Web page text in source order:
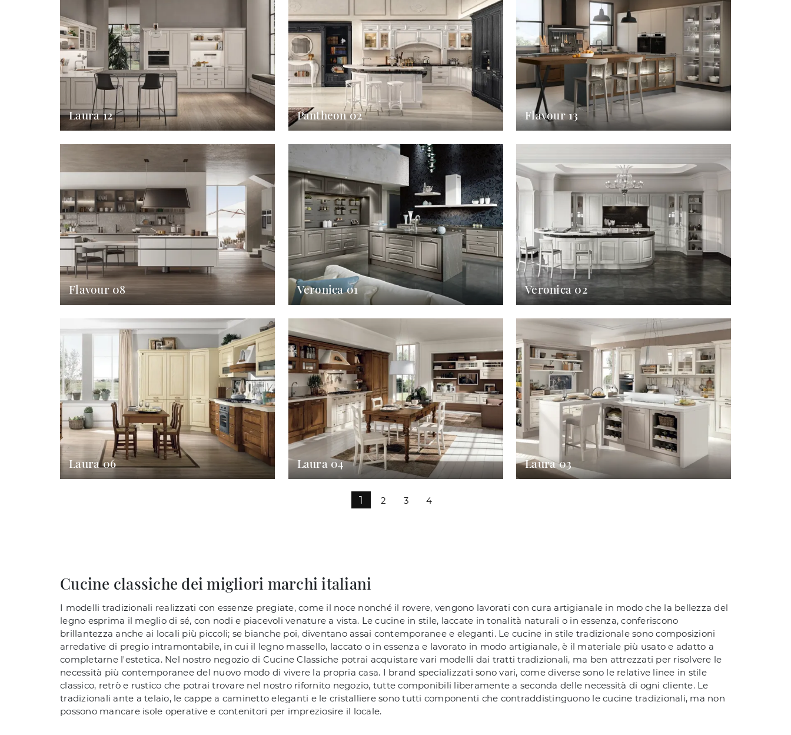
Laura 12 Pantheon 02 Flavour 13
Flavour 08 Veronica 01 Veronica 02
Laura 06 Laura 04 Laura 03
1 2 3 4
Cucine classiche dei migliori marchi italiani
I modelli tradizionali realizzati con essenze pregiate, come il noce nonché il rovere, vengono lavorati con cura artigianale in modo che la bellezza del
legno esprima il meglio di sé, con nodi e piacevoli venature a vista. Le cucine in stile, laccate in tonalità naturali o in essenza, conferiscono
brillantezza anche ai locali più piccoli; se bianche poi, diventano assai contemporanee e eleganti. Le cucine in stile tradizionale sono composizioni
arredative di pregio intramontabile, in cui il legno massello, laccato o in essenza e lavorato in modo artigianale, è il materiale più usato e adatto a
completarne l'estetica. Nel nostro negozio di Cucine Classiche potrai acquistare vari modelli dai tratti tradizionali, ma ben attrezzati per risolvere le
necessità più contemporanee del nuovo modo di vivere la propria casa. I brand specializzati sono vari, come diverse sono le relative linee in stile
classico, retrò e rustico che potrai trovare nel nostro rifornito negozio, tutte componibili liberamente a seconda delle necessità di ogni cliente. Le
tradizionali ante a telaio, le cappe a caminetto eleganti e le cristalliere sono tutti componenti che contraddistinguono le cucine tradizionali, ma non
possono mancare isole operative e contenitori per impreziosire il locale.